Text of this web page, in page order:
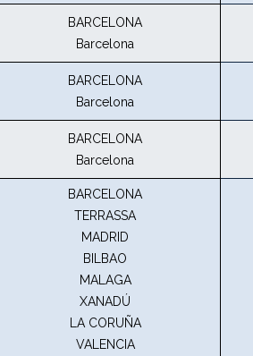
BARCELONA
Barcelona
BARCELONA
Barcelona
BARCELONA
Barcelona
BARCELONA
TERRASSA
MADRID
BILBAO
MALAGA
XANADÚ
LA CORUÑA
VALENCIA